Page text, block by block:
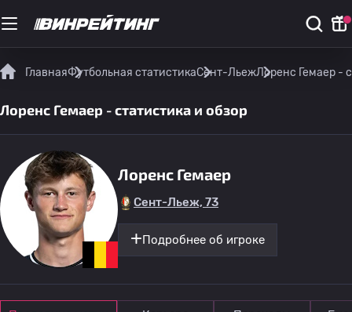
ГлавнаяФутбольная статистикаСент-ЛьежЛоренс Гемаер -
Лоренс Гемаер - статистика и обзор
Лоренс Гемаер
Сент-Льеж, 73
Подробнее об игроке